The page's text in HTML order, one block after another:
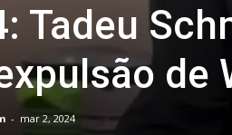
Tadeu
de
- mar 2, 2024